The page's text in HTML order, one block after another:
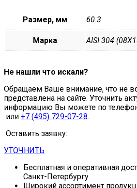
Размер, мм 60.3
Марка AISI 304
Не нашли что искали?
Обращаем Ваше внимание, что не
представлена на сайте. Уточнить
информацию Вы можете по
или +7 (495) 729-07-28.
Оставить заявку:
УТОЧНИТЬ
Бесплатная и оперативная
Санкт-Петербургу
Широкий ассортимент